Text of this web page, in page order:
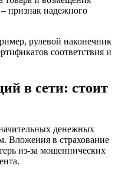
– признак надежного
рулевой наконечник
соответствия и
в сети: стоит
денежных
Вложения в страхование
из-за мошеннических